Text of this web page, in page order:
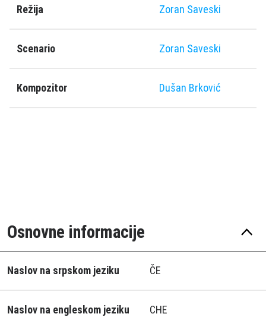
Režija Zoran Saveski
Scenario Zoran Saveski
Kompozitor Dušan Brković
Osnovne informacije
Naslov na srpskom jeziku ČE
Naslov na engleskom jeziku CHE